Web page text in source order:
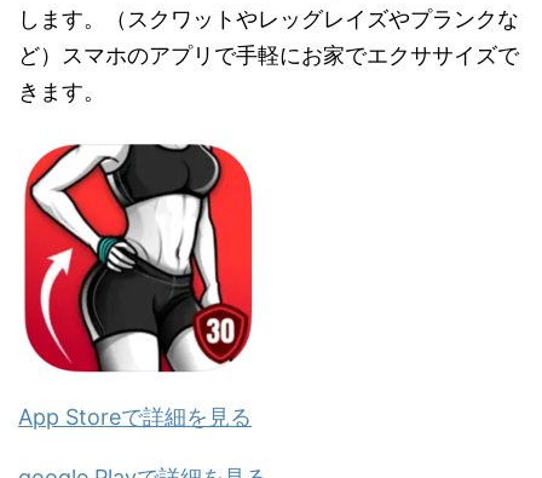
します。（スクワットやレッグレイズやプランクな
ど）スマホのアプリで手軽にお家でエクササイズで
きます。
App Storeで詳細を見る